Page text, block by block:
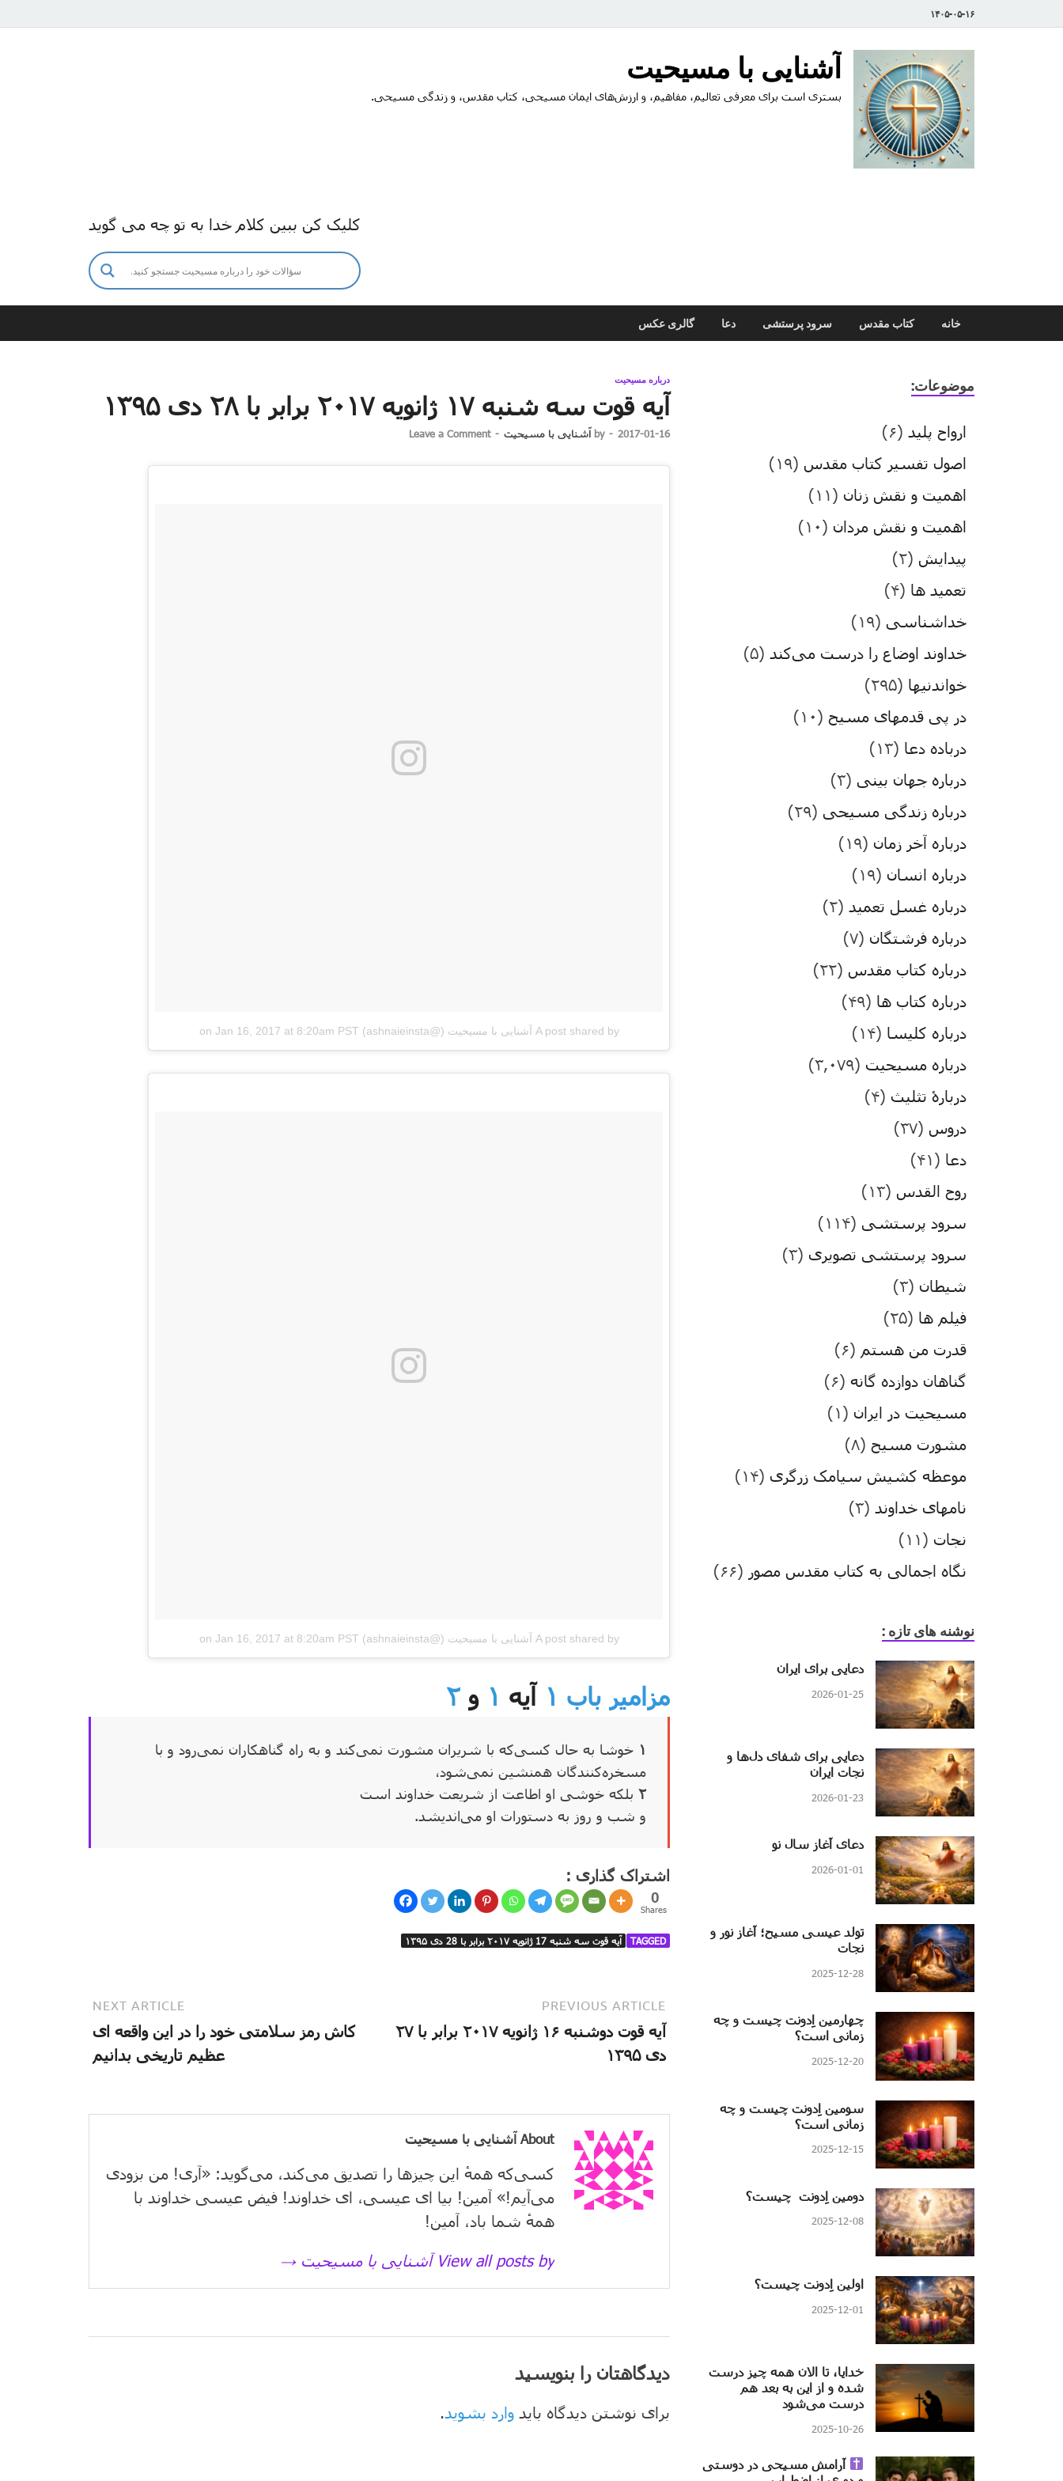
۱۴۰۵-۰۵-۱۶
آشنایی با مسیحیت
بستری است برای معرفی تعالیم، مفاهیم، و ارزش‌های ایمان مسیحی، کتاب مقدس، و زندگی مسیحی.
کلیک کن ببین کلام خدا به تو چه می گوید
خانه کتاب مقدس سرود پرستشی دعا گالری عکس
درباره مسیحیت
آیه قوت سه شنبه ۱۷ ژانویه ۲۰۱۷ برابر با ۲۸ دی ۱۳۹۵
2017-01-16
-
by آشنایی با مسیحیت -
Leave a Comment
A post shared by آشنایی با مسیحیت (@ashnaieinsta) Jan 16, 2017 at 8:20am PST
A post shared by آشنایی با مسیحیت (@ashnaieinsta) Jan 16, 2017 at 8:20am PST
مزامیر باب ۱ آیه ۱ و ۲
۱ خوشا به حال کسی‌که با شریران مشورت نمی‌کند و به راه گناهکاران نمی‌رود و با
مسخره‌کنندگان همنشین نمی‌شود،
۲ بلکه خوشی او اطاعت از شریعت خداوند است
و شب و روز به دستورات او می‌اندیشد.
اشتراک گذاری :
0
Shares
TAGGED آیه قوت سه شنبه 17 ژانویه ۲۰۱۷ برابر با 28 دی ۱۳۹۵
PREVIOUS ARTICLE
آیه قوت دوشنبه ۱۶ ژانویه ۲۰۱۷ برابر با ۲۷
دی ۱۳۹۵
NEXT ARTICLE
کاش رمز سلامتی خود را در این واقعه ای
عظیم تاریخی بدانیم
About آشنایی با مسیحیت
کسی‌که همهٔ این چیزها را تصدیق می‌كند، می‌گوید: «آری! من بزودی
می‌آیم!» آمین! بیا ای عیسی، ای خداوند! فیض عیسی خداوند با
همهٔ شما باد، آمین!
View all posts by آشنایی با مسیحیت →
دیدگاهتان را بنویسید
برای نوشتن دیدگاه باید وارد بشوید.
موضوعات:
ارواح پلید (۶)
اصول تفسیر کتاب مقدس (۱۹)
اهمیت و نقش زنان (۱۱)
اهمیت و نقش مردان (۱۰)
پیدایش (۲)
تعمید ها (۴)
خداشناسی (۱۹)
خداوند اوضاع را درست می‌کند (۵)
خواندنیها (۲۹۵)
در پی قدمهای مسیح (۱۰)
درباده دعا (۱۳)
درباره جهان بینی (۳)
درباره زندگی مسیحی (۲۹)
درباره آخر زمان (۱۹)
درباره انسان (۱۹)
درباره غسل تعمید (۲)
درباره فرشتگان (۷)
درباره کتاب مقدس (۲۲)
درباره کتاب ها (۴۹)
درباره کلیسا (۱۴)
درباره مسیحیت (۳,۰۷۹)
دربارۀ تثلیث (۴)
دروس (۳۷)
دعا (۴۱)
روح القدس (۱۳)
سرود پرستشی (۱۱۴)
سرود پرستشی تصویری (۳)
شیطان (۳)
فیلم ها (۲۵)
قدرت من هستم (۶)
گناهان دوازده گانه (۶)
مسیحیت در ایران (۱)
مشورت مسیح (۸)
موعظه کشیش سیامک زرگری (۱۴)
نامهای خداوند (۳)
نجات (۱۱)
نگاه اجمالی به کتاب مقدس مصور (۶۶)
نوشنه های تازه :
دعایی برای ایران
2026-01-25
دعایی برای شفای دل‌ها و
نجات ایران
2026-01-23
دعای آغاز سال نو
2026-01-01
تولد عیسی مسیح؛ آغاز نور و
نجات
2025-12-28
چهارمین اِدونت چیست و چه
زمانی است؟
2025-12-20
سومین اِدونت چیست و چه
زمانی است؟
2025-12-15
دومین اِدونت چیست؟
2025-12-08
اولین اِدونت چیست؟
2025-12-01
خدایا، تا الان همه چیز درست
شده و از این به بعد هم
درست می‌شود
2025-10-26
آرامش مسیحی در دوستی